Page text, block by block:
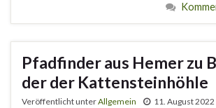
Pfadfinder aus Hemer zu
der der Kattensteinhöhle
Veröffentlicht unterAllgemein 11. August 2022